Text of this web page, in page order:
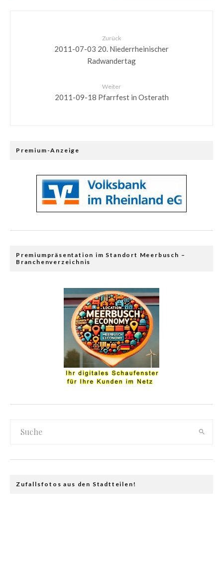
Zurück
2011-07-03 20. Niederrheinischer
Radwandertag
Weiter
2011-09-18 Pfarrfest in Osterath
Premium-Anzeige
Premiumpräsentation im Standort Meerbusch –
Branchenverzeichnis
Zufallsfotos aus den Stadtteilen!